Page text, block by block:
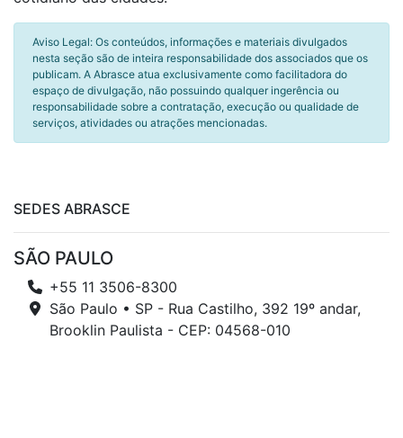
Aviso Legal: Os conteúdos, informações e materiais divulgados
nesta seção são de inteira responsabilidade dos associados que os
publicam. A Abrasce atua exclusivamente como facilitadora do
espaço de divulgação, não possuindo qualquer ingerência ou
responsabilidade sobre a contratação, execução ou qualidade de
serviços, atividades ou atrações mencionadas.
SEDES ABRASCE
SÃO PAULO
+55 11 3506-8300
São Paulo • SP - Rua Castilho, 392 19º andar,
Brooklin Paulista - CEP: 04568-010